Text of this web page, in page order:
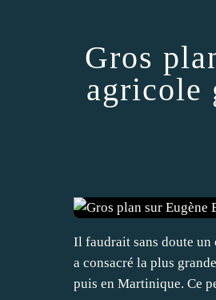
Gros
agricole
Il faudrait sans doute
a consacré la plus
puis en Martinique. Ce